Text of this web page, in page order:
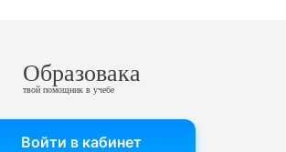
Образовака
твой помощник в учебе
Войти в кабинет